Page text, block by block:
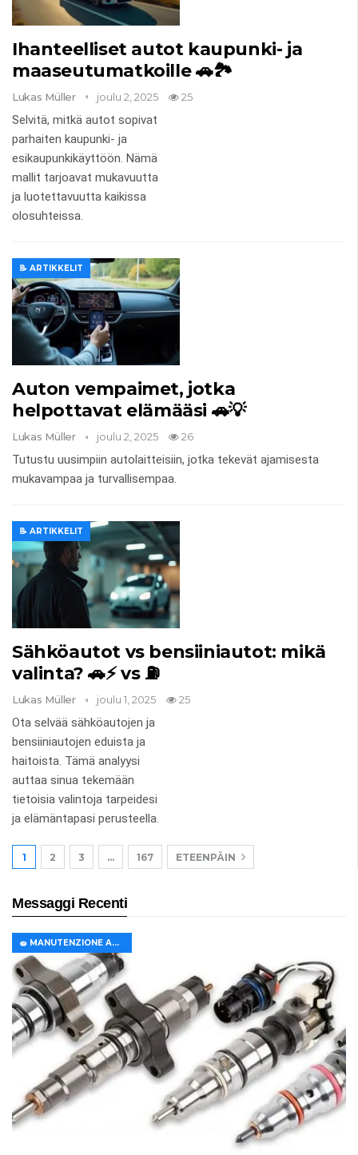
Ihanteelliset autot kaupunki- ja
maaseutumatkoille 🚗🏞️
Lukas Müller joulu 2, 2025 25
Selvitä, mitkä autot sopivat
parhaiten kaupunki- ja
esikaupunkikäyttöön. Nämä
mallit tarjoavat mukavuutta
ja luotettavuutta kaikissa
olosuhteissa.
📝 ARTIKKELIT
Auton vempaimet, jotka
helpottavat elämääsi 🚗💡
Lukas Müller joulu 2, 2025 26
Tutustu uusimpiin autolaitteisiin, jotka tekevät ajamisesta
mukavampaa ja turvallisempaa.
📝 ARTIKKELIT
Sähköautot vs bensiiniautot: mikä
valinta? 🚗⚡ vs ⛽
Lukas Müller joulu 1, 2025 25
Ota selvää sähköautojen ja
bensiiniautojen eduista ja
haitoista. Tämä analyysi
auttaa sinua tekemään
tietoisia valintoja tarpeidesi
ja elämäntapasi perusteella.
1 2 3 … 167 ETEENPÄIN
Messaggi Recenti
🧽 MANUTENZIONE AUTO